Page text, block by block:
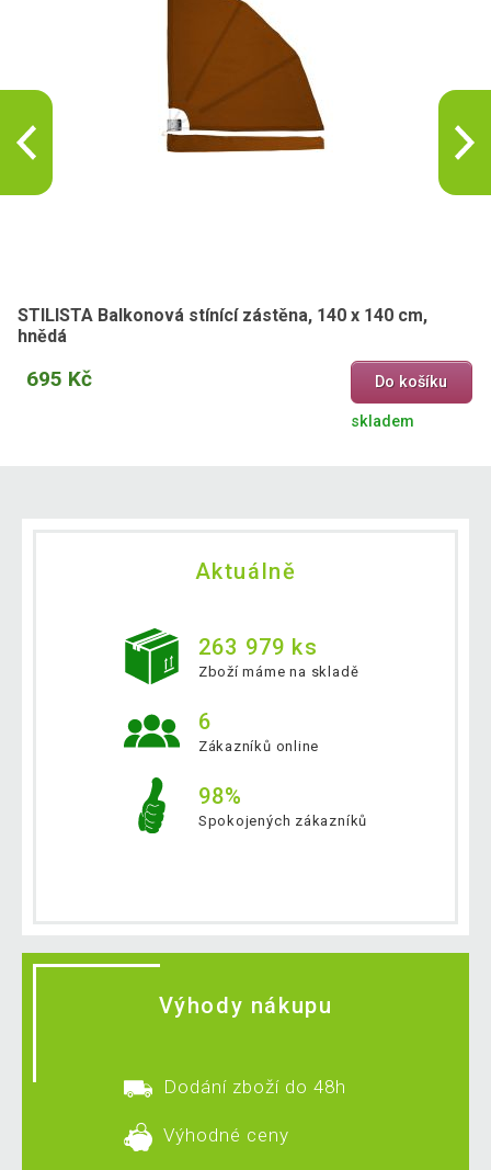
STILISTA Balkonová stínící zástěna, 140 x 140 cm,
hnědá
695 Kč Do košíku
skladem
Aktuálně
263 979 ks
Zboží máme na skladě
6
Zákazníků online
98%
Spokojených zákazníků
Výhody nákupu
Dodání zboží do 48h
Výhodné ceny